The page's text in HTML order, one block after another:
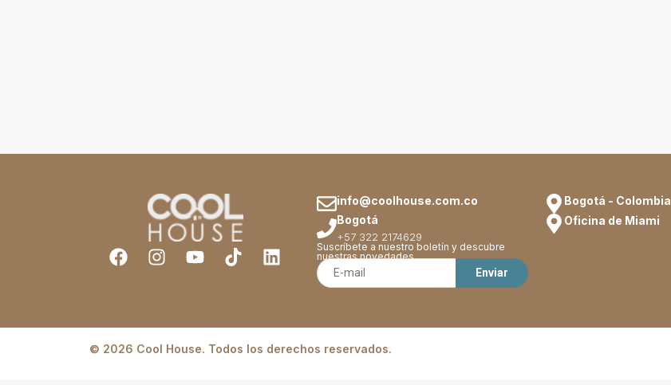
info@coolhouse.com.co
Bogotá
+57 322 2174629
Suscríbete a nuestro boletín y descubre
nuestras novedades.
Bogotá - Colombia
Oficina de Miami
© 2026 Cool House. Todos los derechos reservados.